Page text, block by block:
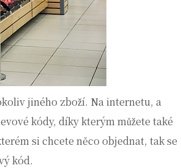
jiného zboží. Na internetu, a
kódy, díky kterým můžete také
si chcete něco objednat, tak se
kód.